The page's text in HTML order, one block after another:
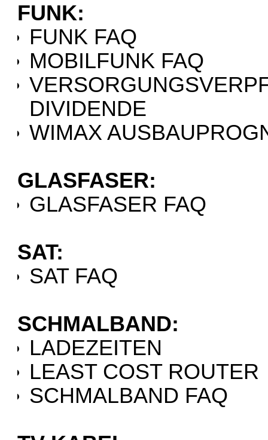
FUNK:
FUNK FAQ
MOBILFUNK FAQ
DIVIDENDE
WIMAX
GLASFASER:
GLASFASER FAQ
SAT:
SAT FAQ
SCHMALBAND:
LADEZEITEN
LEAST COST ROUTER
SCHMALBAND FAQ